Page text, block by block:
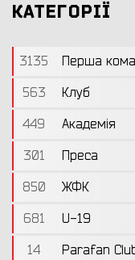
КАТЕГОРІЇ
3135
Перша
563
Клуб
449
Академія
301
Преса
850
ЖФК
681
U-19
14
Parafan